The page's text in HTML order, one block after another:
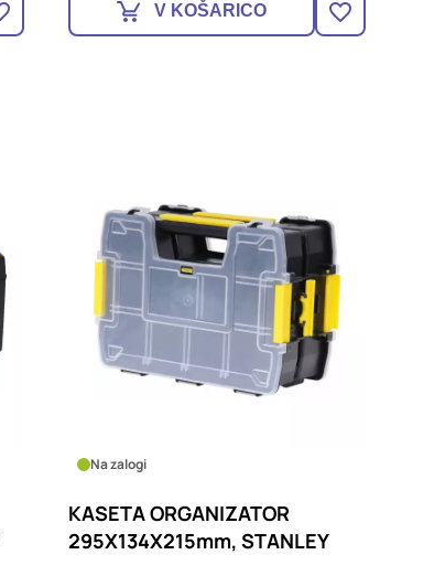
V KOŠARICO
Na zalogi
KASETA ORGANIZATOR
295X134X215mm, STANLEY